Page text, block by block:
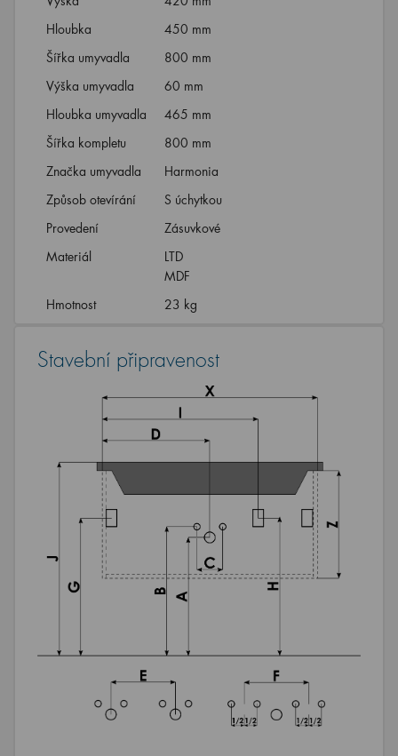
Hloubka
450 mm
Šířka umyvadla
800 mm
Výška umyvadla
60 mm
Hloubka umyvadla
465 mm
Šířka kompletu
800 mm
Značka umyvadla
Harmonia
Způsob otevírání
S úchytkou
Provedení
Zásuvkové
Materiál
LTD
MDF
Hmotnost
23 kg
Stavební připravenost